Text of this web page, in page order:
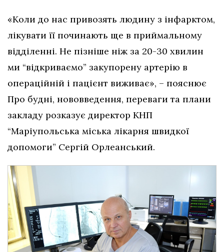
«Коли до нас привозять людину з інфарктом,
лікувати її починають ще в приймальному
відділенні. Не пізніше ніж за 20-30 хвилин
ми “відкриваємо” закупорену артерію в
операційній і пацієнт виживає», – пояснює
Про будні, нововведення, переваги та плани
закладу розказує директор КНП
“Маріупольська міська лікарня швидкої
допомоги” Сергій Орлеанський.